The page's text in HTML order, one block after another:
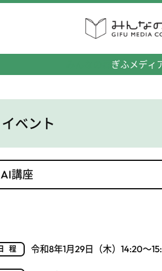
ぎふメディ
イベント
AI講座
日程 令和8年1月29日（木）14:20～